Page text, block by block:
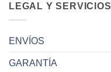
LEGAL Y SERVICIOS
ENVÍOS
GARANTÍA